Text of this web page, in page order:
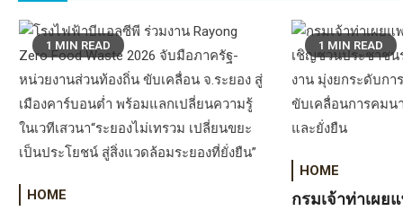
1 MIN READ
HOME
1 MIN READ
HOME
กรมเจ้าท่าเผย